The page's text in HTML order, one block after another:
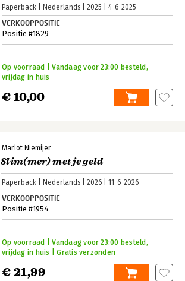
Paperback Nederlands 2025 4-6-2025
VERKOOPPOSITIE
Positie #1829
€ 10,00
Op voorraad | Vandaag voor 23:00 besteld,
vrijdag in huis
Marlot Niemijer
Slim(mer) met je geld
Paperback Nederlands 2026 11-6-2026
VERKOOPPOSITIE
Positie #1954
€ 21,99
Op voorraad | Vandaag voor 23:00 besteld,
vrijdag in huis | Gratis verzonden